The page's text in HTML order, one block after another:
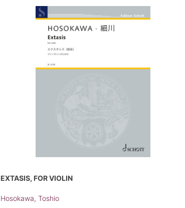
EXTASIS, FOR VIOLIN
Hosokawa, Toshio